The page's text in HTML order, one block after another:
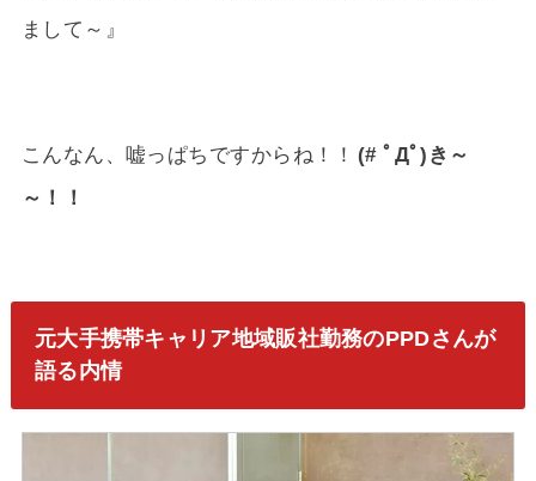
まして～』
こんなん、嘘っぱちですからね！！ (# ﾟДﾟ)き～
～！！
元大手携帯キャリア地域販社勤務のPPDさんが
語る内情